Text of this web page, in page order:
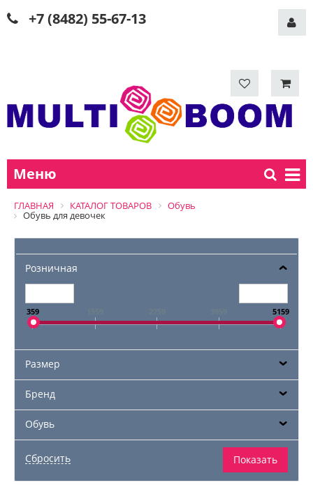
+7 (8482) 55-67-13
Меню
ГЛАВНАЯ КАТАЛОГ ТОВАРОВ
Обувь
Обувь для девочек
Розничная
359 5159
Размер
Бренд
Обувь